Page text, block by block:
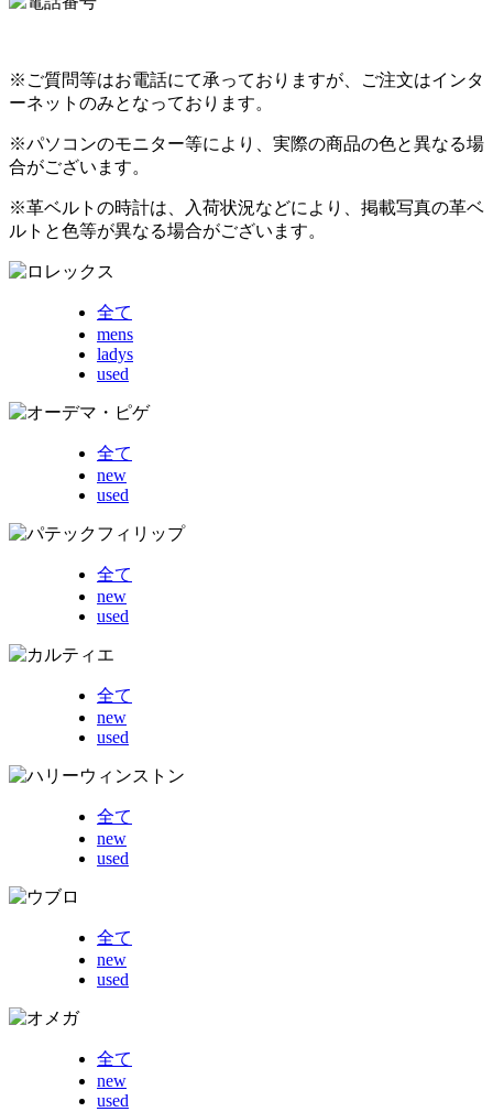
※ご質問等はお電話にて承っておりますが、ご注文はインタ
ーネットのみとなっております。
※パソコンのモニター等により、実際の商品の色と異なる場
合がございます。
※革ベルトの時計は、入荷状況などにより、掲載写真の革ベ
ルトと色等が異なる場合がございます。
全て
mens
ladys
used
全て
new
used
全て
new
used
全て
new
used
全て
new
used
全て
new
used
全て
new
used